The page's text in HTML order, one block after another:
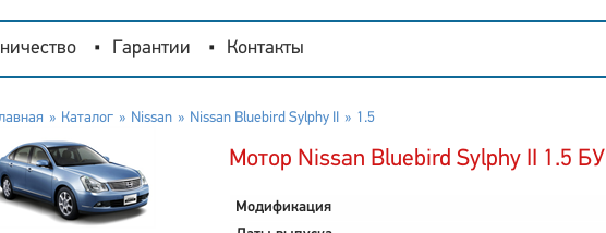
Гарантии Контакты
Каталог Nissan Nissan Bluebird Sylphy II 1.5
Мотор Nissan Bluebird Sylphy II 1.5 БУ
Модификация